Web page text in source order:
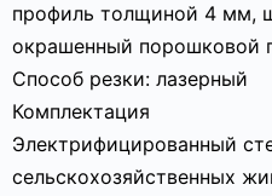
профиль толщиной 4 мм,
окрашенный порошковой
Способ резки: лазерный
Комплектация
Электрифицированный
сельскохозяйственных